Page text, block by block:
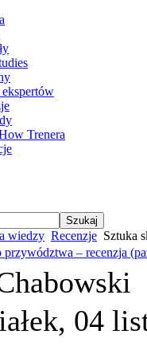
Trenera
wiedzy Recenzje Sztuka
przywództwa – recenzja
04